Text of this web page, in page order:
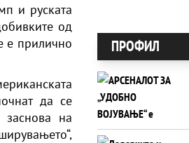
и руската
од
е прилично
да се
заснова на
ПРОФИЛ